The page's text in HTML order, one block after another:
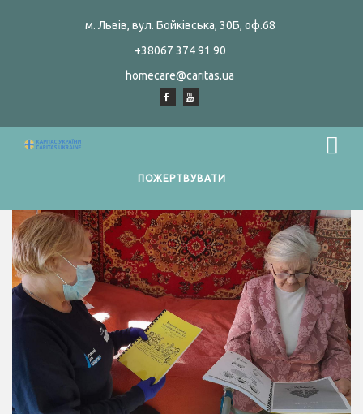
м. Львів, вул. Бойківська, 30Б, оф.68
+38067 374 91 90
homecare@caritas.ua
ПОЖЕРТВУВАТИ